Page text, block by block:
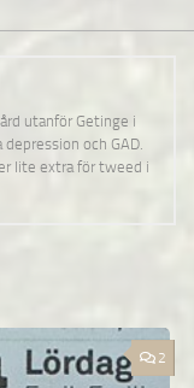
utanför Getinge i
och GAD.
lite extra för tweed i
2